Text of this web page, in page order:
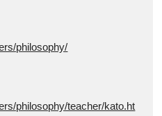
philosophy/
philosophy/teacher/kato.ht